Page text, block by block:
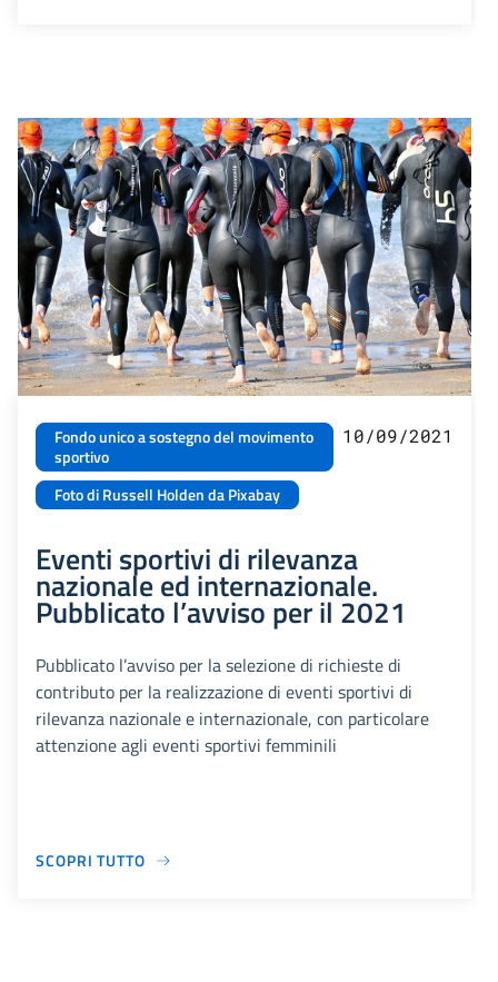
Fondo unico a sostegno del movimento
sportivo
Foto di Russell Holden da Pixabay
10/09/2021
Eventi sportivi di rilevanza
nazionale ed internazionale.
Pubblicato l’avviso per il 2021
Pubblicato l’avviso per la selezione di richieste di
contributo per la realizzazione di eventi sportivi di
rilevanza nazionale e internazionale, con particolare
attenzione agli eventi sportivi femminili
SCOPRI TUTTO